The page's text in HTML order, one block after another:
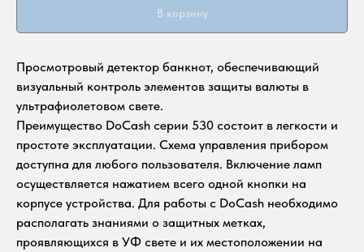
В корзину
Просмотровый детектор банкнот, обеспечивающий
визуальный контроль элементов защиты валюты в
ультрафиолетовом свете.
Преимущество DoCash серии 530 состоит в легкости и
простоте эксплуатации. Схема управления прибором
доступна для любого пользователя. Включение ламп
осуществляется нажатием всего одной кнопки на
корпусе устройства. Для работы с DoCash необходимо
располагать знаниями о защитных метках,
проявляющихся в УФ свете и их местоположении на